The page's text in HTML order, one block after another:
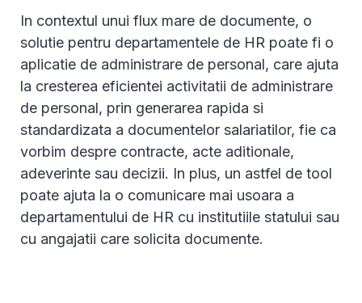
In contextul unui flux mare de documente, o
solutie pentru departamentele de HR poate fi o
aplicatie de administrare de personal, care ajuta
la cresterea eficientei activitatii de administrare
de personal, prin generarea rapida si
standardizata a documentelor salariatilor, fie ca
vorbim despre contracte, acte aditionale,
adeverinte sau decizii. In plus, un astfel de tool
poate ajuta la o comunicare mai usoara a
departamentului de HR cu institutiile statului sau
cu angajatii care solicita documente.